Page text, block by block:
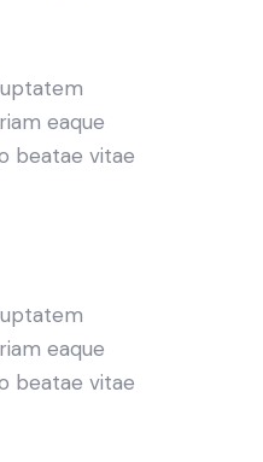
eaque
beatae vitae
eaque
beatae vitae